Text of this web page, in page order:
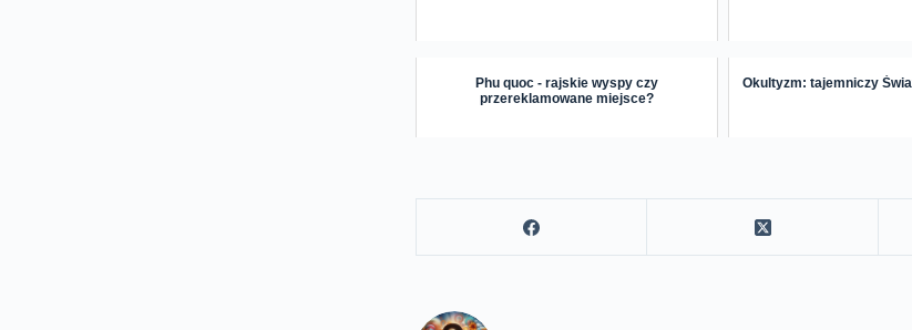
Phu quoc - rajskie wyspy czy
przereklamowane miejsce?
Okultyzm: tajemniczy